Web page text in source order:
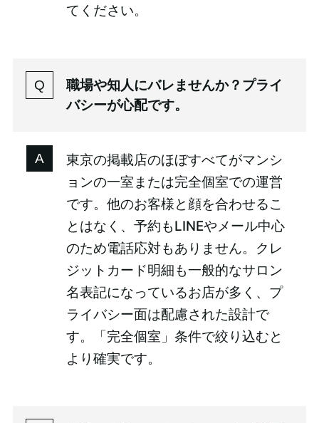
てください。
職場や知人にバレませんか？プライ
バシーが心配です。
東京の掲載店のほぼすべてがマンシ
ョンの一室または完全個室での運営
です。他のお客様と顔を合わせるこ
とはなく、予約もLINEやメール中心
のため電話応対もありません。クレ
ジットカード明細も一般的なサロン
名表記になっているお店が多く、プ
ライバシー面は配慮された設計で
す。「完全個室」条件で絞り込むと
より確実です。